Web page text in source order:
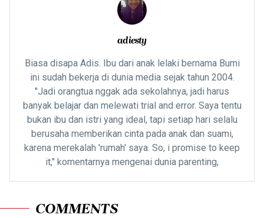
adiesty
Biasa disapa Adis. Ibu dari anak lelaki bernama Bumi
ini sudah bekerja di dunia media sejak tahun 2004.
"Jadi orangtua nggak ada sekolahnya, jadi harus
banyak belajar dan melewati trial and error. Saya tentu
bukan ibu dan istri yang ideal, tapi setiap hari selalu
berusaha memberikan cinta pada anak dan suami,
karena merekalah 'rumah' saya. So, i promise to keep
it," komentarnya mengenai dunia parenting,
COMMENTS